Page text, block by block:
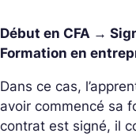
Début en CFA →
Formation en
Dans ce cas,
avoir commencé sa
contrat est signé, il